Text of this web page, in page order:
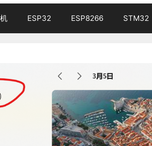
ESP32 ESP8266 STM32